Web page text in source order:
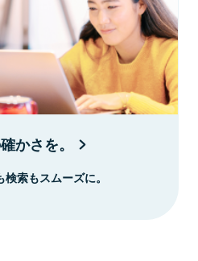
かさを。
索もスムーズに。